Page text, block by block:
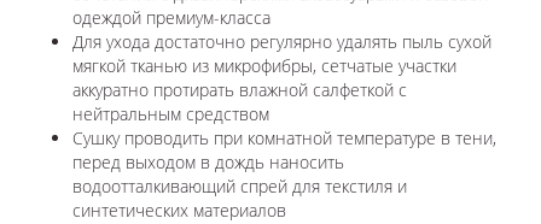
одеждой премиум-класса
Для ухода достаточно регулярно удалять пыль сухой
мягкой тканью из микрофибры, сетчатые участки
аккуратно протирать влажной салфеткой с
нейтральным средством
Сушку проводить при комнатной температуре в тени,
перед выходом в дождь наносить
водоотталкивающий спрей для текстиля и
синтетических материалов